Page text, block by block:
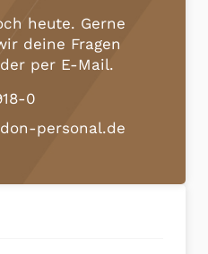
heute. Gerne
deine Fragen
per E-Mail.
0
personal.de